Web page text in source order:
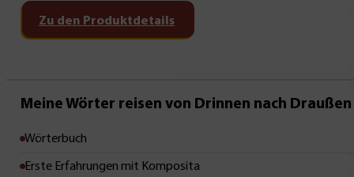
Zu den Produktdetails
Mit Leseprobe!
Meine Wörter reisen von Drinnen nach Draußen
Wörterbuch
Erste Erfahrungen mit Komposita